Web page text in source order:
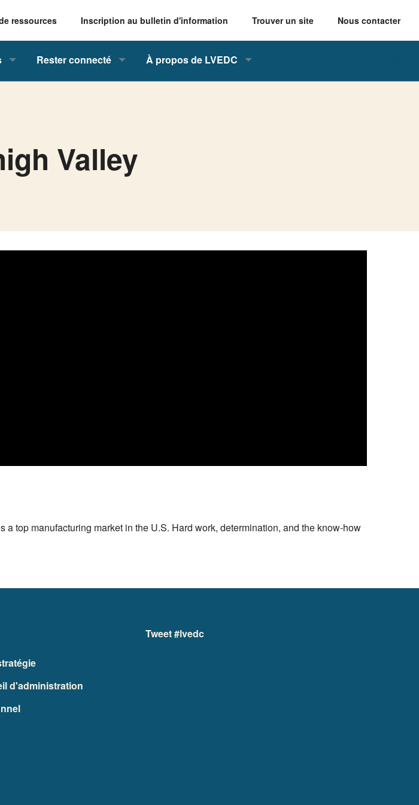
ressources Inscription au bulletin d'information Trouver un site Nous contacter
Rester connecté À propos de LVEDC
Valley
top manufacturing market in the U.S. Hard work, determination, and the know-how
d'administration
Tweet #lvedc